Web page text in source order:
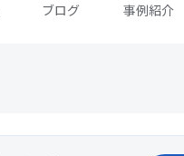
ブログ 事例紹介